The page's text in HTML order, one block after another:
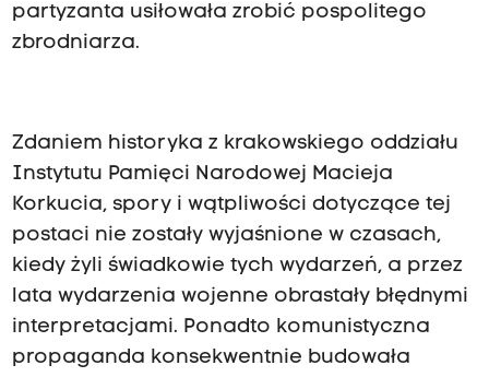
partyzanta usiłowała zrobić pospolitego
zbrodniarza.
Zdaniem historyka z krakowskiego oddziału
Instytutu Pamięci Narodowej Macieja
Korkucia, spory i wątpliwości dotyczące tej
postaci nie zostały wyjaśnione w czasach,
kiedy żyli świadkowie tych wydarzeń, a przez
lata wydarzenia wojenne obrastały błędnymi
interpretacjami. Ponadto komunistyczna
propaganda konsekwentnie budowała